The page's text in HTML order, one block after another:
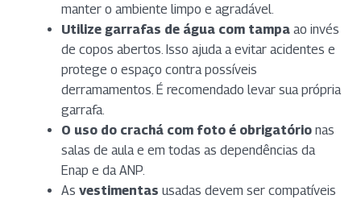
manter o ambiente limpo e agradável.
Utilize garrafas de água com tampa ao invés
de copos abertos. Isso ajuda a evitar acidentes e
protege o espaço contra possíveis
derramamentos. É recomendado levar sua própria
garrafa.
O uso do crachá com foto é obrigatório nas
salas de aula e em todas as dependências da
Enap e da ANP.
As vestimentas usadas devem ser compatíveis